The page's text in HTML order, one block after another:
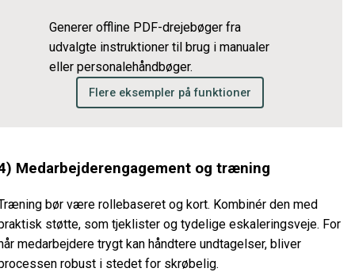
Generer offline PDF-drejebøger fra
udvalgte instruktioner til brug i manualer
eller personalehåndbøger.
Flere eksempler på funktioner
Medarbejderengagement og træning
bør være rollebaseret og kort. Kombinér den med
støtte, som tjeklister og tydelige eskaleringsveje. For
medarbejdere trygt kan håndtere undtagelser, bliver
robust i stedet for skrøbelig.